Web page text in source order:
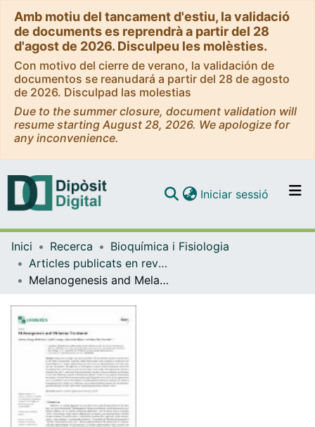
Amb motiu del tancament d'estiu, la validació
de documents es reprendrà a partir del 28
d'agost de 2026. Disculpeu les molèsties.
Con motivo del cierre de verano, la validación de
documentos se reanudará a partir del 28 de agosto
de 2026. Disculpad las molestias
Due to the summer closure, document validation will
resume starting August 28, 2026. We apologize for
any inconvenience.
Navega per tot el DD
Com publicar
Iniciar sessió (current)
Inici Recerca
Bioquímica i Fisiologia
Articles publicats en revistes (Bioquímica i Fisiologia)
Melanogenesis and Melasma Treatment